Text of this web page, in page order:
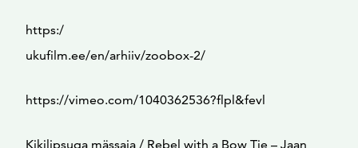
https:/
ukufilm.ee/en/arhiiv/zoobox-2/
https://vimeo.com/1040362536?flpl&fevl
Kikilipsuga mässaja / Rebel with a Bow Tie – Jaan